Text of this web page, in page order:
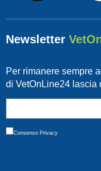
Newsletter
Per rimanere sempre
di VetOnLine24 lascia
Consenso Privacy